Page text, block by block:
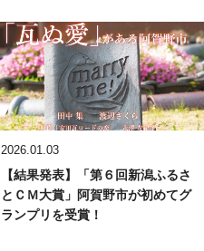
2026.01.03
【結果発表】
「第６回新潟ふるさ
とＣＭ大賞」 阿賀野市が初めてグ
ランプリを受賞！